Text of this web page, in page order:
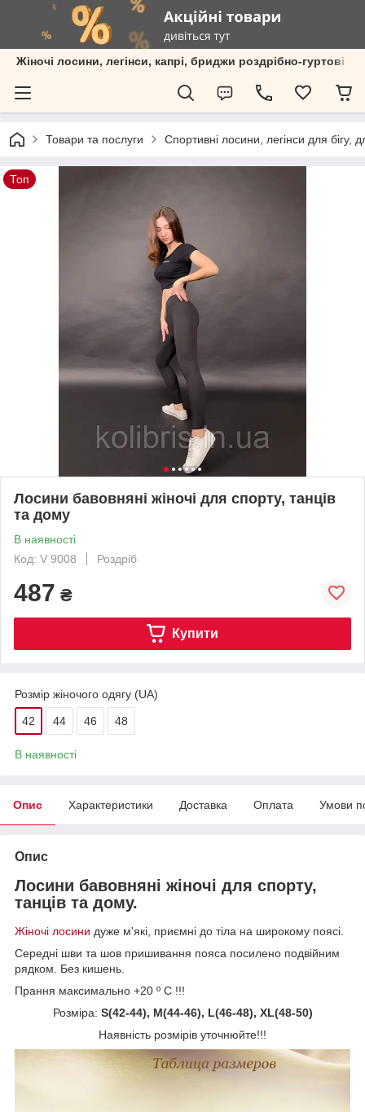
Жіночі лосини, легінси, капрі, бриджи роздрібно-гуртові
Товари та послуги Спортивні лосини, легінси для
Топ
Лосини бавовняні жіночі для спорту, танців
та дому
В наявності
Код: V 9008
Роздріб
487 ₴
Купити
Розмір жіночого одягу (UA)
42 44 46 48
В наявності
Опис Характеристики Доставка Оплата Умови
Опис
Лосини бавовняні жіночі для спорту,
танців та дому.
Жіночі лосини дуже м'які, приємні до тіла на широкому поясі.
Середні шви та шов пришивання пояса посилено подвійним
рядком. Без кишень.
Прання максимально +20 º С !!!
Розміра: S(42-44), M(44-46), L(46-48), XL(48-50)
Наявність розмірів уточнюйте!!!